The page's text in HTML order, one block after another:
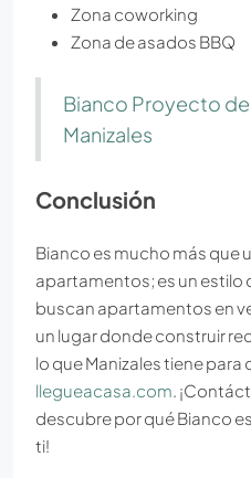
Zona coworking
Zona de asados BBQ
Bianco Proyecto
Manizales
Conclusión
Bianco es mucho más que
apartamentos; es un estilo
buscan apartamentos en
un lugar donde construir
lo que Manizales tiene
llegueacasa.com.
descubre por qué Bianco
ti!